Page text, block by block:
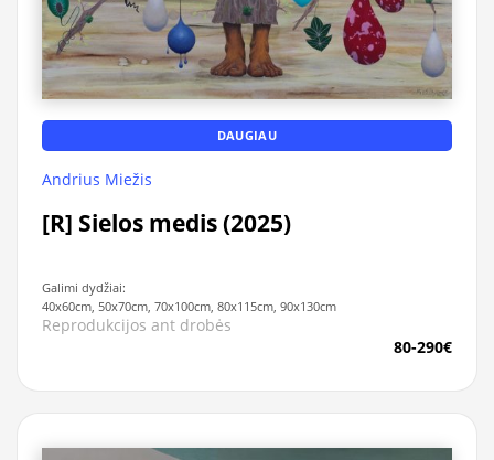
DAUGIAU
Andrius Miežis
[R] Sielos medis (2025)
Galimi dydžiai:
40x60cm, 50x70cm, 70x100cm, 80x115cm, 90x130cm
Reprodukcijos ant drobės
80-290€